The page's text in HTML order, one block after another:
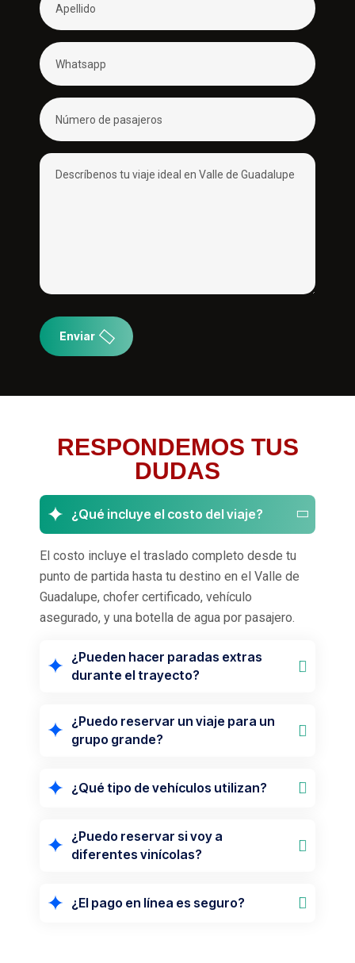
Enviar
RESPONDEMOS TUS
DUDAS
¿Qué incluye el costo del viaje?
El costo incluye el traslado completo desde tu
punto de partida hasta tu destino en el Valle de
Guadalupe, chofer certificado, vehículo
asegurado, y una botella de agua por pasajero.
¿Pueden hacer paradas extras
durante el trayecto?
¿Puedo reservar un viaje para un
grupo grande?
¿Qué tipo de vehículos utilizan?
¿Puedo reservar si voy a
diferentes vinícolas?
¿El pago en línea es seguro?